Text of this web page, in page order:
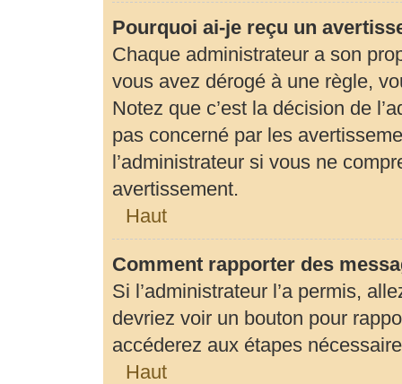
Pourquoi ai-je reçu un
Chaque administrateur a son
vous avez dérogé à une règle,
Notez que c’est la décision de
pas concerné par les
l’administrateur si vous ne
avertissement.
Haut
Comment rapporter des
Si l’administrateur l’a permis,
devriez voir un bouton pour
accéderez aux étapes
Haut